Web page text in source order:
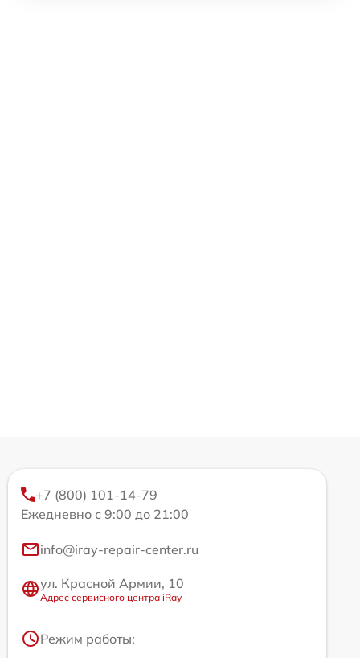
+7 (800) 101-14-79
Ежедневно с 9:00 до 21:00
info@iray-repair-center.ru
ул. Красной Армии, 10
Адрес сервисного центра iRay
Режим работы: